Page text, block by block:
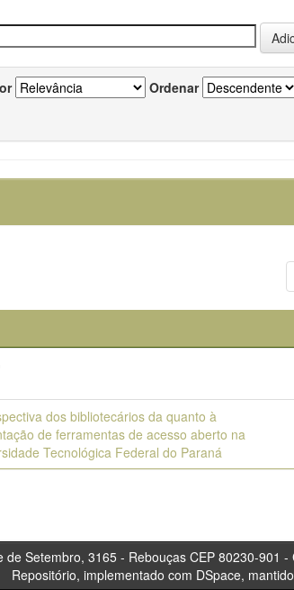
Ordenar
dos bibliotecários da quanto à
de ferramentas de acesso aberto na
Tecnológica Federal do Paraná
3165 - Rebouças CEP
Repositório, implementado com DSpace,